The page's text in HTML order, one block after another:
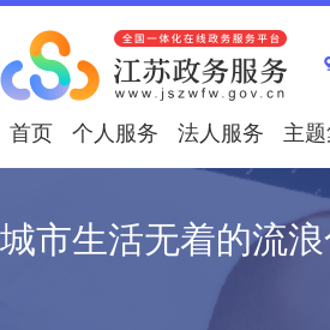
首页 个人服务 法人服务 主
城市生活无着的流